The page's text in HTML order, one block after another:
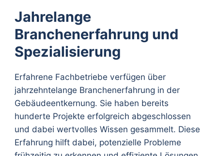
Jahrelange
Branchenerfahrung und
Spezialisierung
Erfahrene Fachbetriebe verfügen über
jahrzehntelange Branchenerfahrung in der
Gebäudeentkernung. Sie haben bereits
hunderte Projekte erfolgreich abgeschlossen
und dabei wertvolles Wissen gesammelt. Diese
Erfahrung hilft dabei, potenzielle Probleme